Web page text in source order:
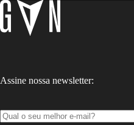
Assine nossa newsletter: